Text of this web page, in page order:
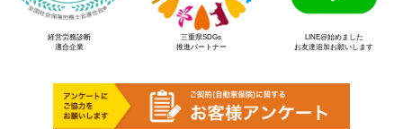
経営労務診断
適合企業
三重県SDGs
推進パートナー
LINE@始めました
お友達追加お願いします